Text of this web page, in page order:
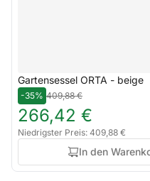
Gartensessel ORTA - beige
-35% 409,88 €
266,42 €
Niedrigster Preis: 409,88 €
In den